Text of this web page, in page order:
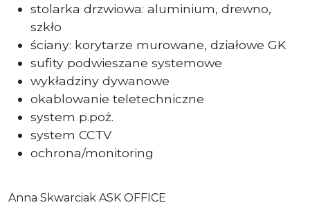
stolarka drzwiowa: aluminium, drewno,
szkło
ściany: korytarze murowane, działowe GK
sufity podwieszane systemowe
wykładziny dywanowe
okablowanie teletechniczne
system p.poż.
system CCTV
ochrona/monitoring
Anna Skwarciak ASK OFFICE